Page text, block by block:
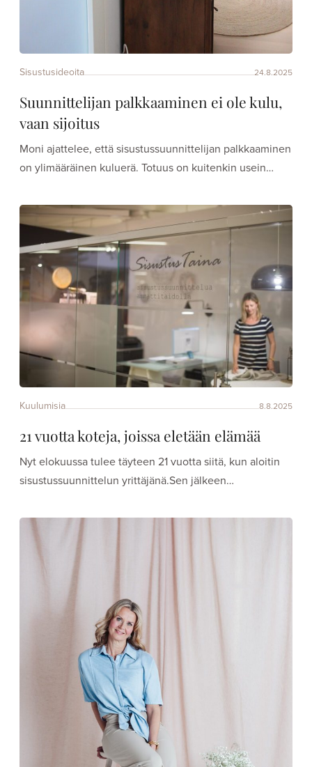
Sisustusideoita 24.8.2025
Suunnittelijan palkkaaminen ei ole kulu,
vaan sijoitus
Moni ajattelee, että sisustussuunnittelijan palkkaaminen
on ylimääräinen kuluerä. Totuus on kuitenkin usein…
Kuulumisia 8.8.2025
21 vuotta koteja, joissa eletään elämää
Nyt elokuussa tulee täyteen 21 vuotta siitä, kun aloitin
sisustussuunnittelun yrittäjänä.Sen jälkeen…